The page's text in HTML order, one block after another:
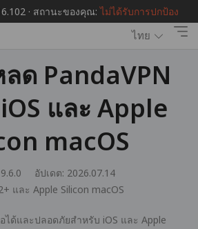
· สถานะของคุณ:ไม่ได้รับการปกป้อง
ไทย
ด PandaVPN
และ Apple
macOS
อัปเดต: 2026.07.14
และ Apple Silicon macOS
ได้และปลอดภัยสำหรับ iOS และ Apple